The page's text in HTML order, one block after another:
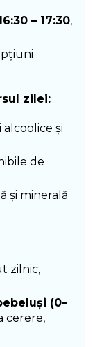
– 17:30,
zilei:
și
de
și minerală
zilnic,
(0–
cerere,